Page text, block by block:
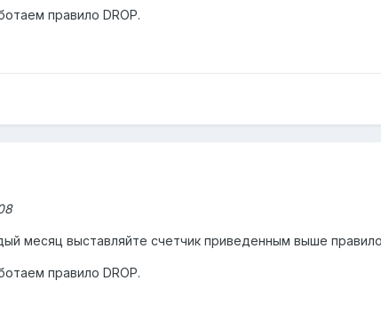
правило DROP.
месяц выставляйте счетчик приведенным выше
правило DROP.